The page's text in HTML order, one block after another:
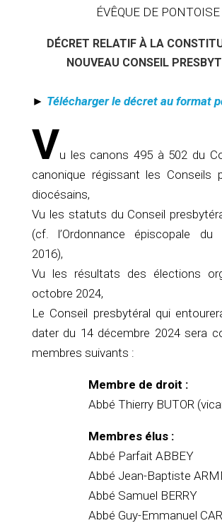
ÉVÊQUE DE PONTOISE
DÉCRET RELATIF À LA
NOUVEAU CONSEIL
► Télécharger le décret au format
Vu les canons 495 à 502 du
canonique régissant les Conseils
diocésains,
Vu les statuts du Conseil
(cf. l’Ordonnance épiscopale
2016),
Vu les résultats des élections
octobre 2024,
Le Conseil presbytéral qui
dater du 14 décembre 2024 sera
membres suivants :
Membre de droit :
Abbé Thierry BUTOR
Membres élus :
Abbé Parfait ABBEY
Abbé Jean-Baptiste
Abbé Samuel BERRY
Abbé Guy-Emmanuel